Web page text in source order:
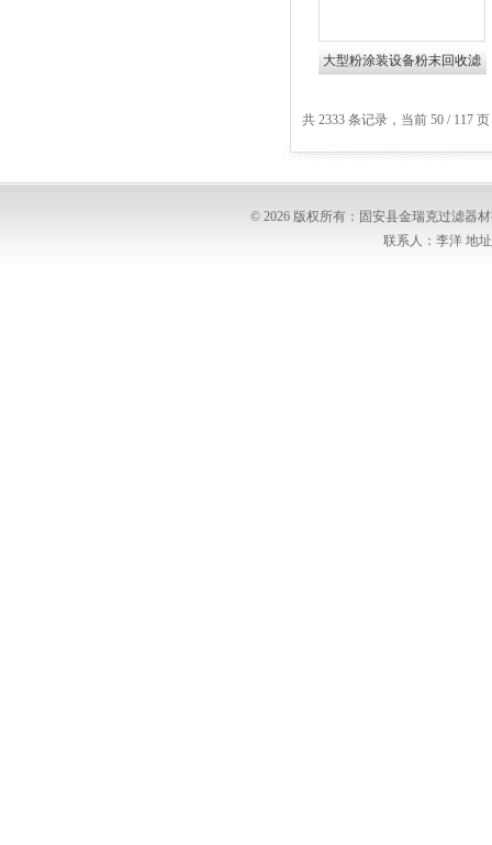
大型粉涂装设备粉末回收滤
共 2333 条记录，当前 50 / 117
© 2026 版权所有：固安县金瑞克过滤器
联系人：李洋 地